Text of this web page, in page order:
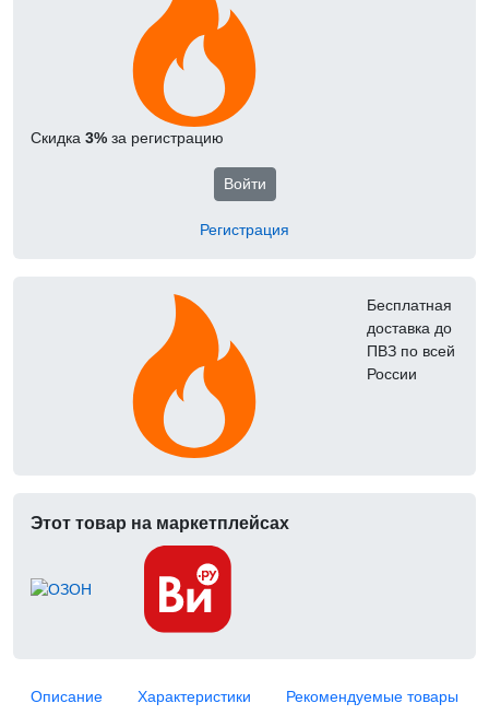
Скидка 3% за регистрацию
Войти
Регистрация
Бесплатная
доставка до
ПВЗ по всей
России
Этот товар на маркетплейсах
Описание Характеристики Рекомендуемые товары